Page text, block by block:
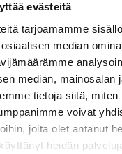
evästeitä
tarjoamamme
median
median, mainosalan
tietoja siitä, miten
voivat
joita olet antanut
heidän